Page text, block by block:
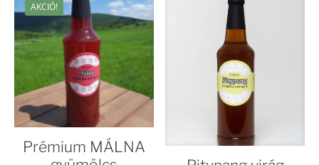
AKCIÓ!
Prémium MÁLNA